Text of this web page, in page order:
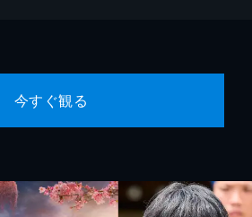
今すぐ観る